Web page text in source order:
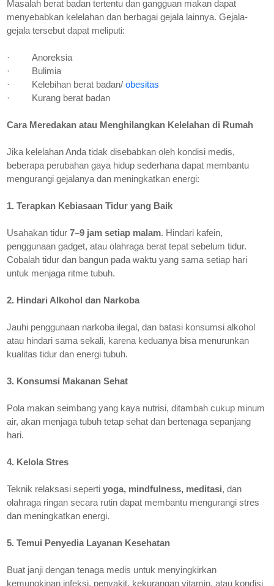
Masalah berat badan tertentu dan gangguan makan dapat
menyebabkan kelelahan dan berbagai gejala lainnya. Gejala-
gejala tersebut dapat meliputi:
·
Anoreksia
·
Bulimia
·
Kelebihan berat badan/obesitas
·
Kurang berat badan
Cara Meredakan atau Menghilangkan Kelelahan di Rumah
Jika kelelahan Anda tidak disebabkan oleh kondisi medis,
beberapa perubahan gaya hidup sederhana dapat membantu
mengurangi gejalanya dan meningkatkan energi:
1. Terapkan Kebiasaan Tidur yang Baik
Usahakan tidur7–9 jam setiap malam. Hindari kafein,
penggunaan gadget, atau olahraga berat tepat sebelum tidur.
Cobalah tidur dan bangun pada waktu yang sama setiap hari
untuk menjaga ritme tubuh.
2. Hindari Alkohol dan Narkoba
Jauhi penggunaan narkoba ilegal, dan batasi konsumsi alkohol
atau hindari sama sekali, karena keduanya bisa menurunkan
kualitas tidur dan energi tubuh.
3. Konsumsi Makanan Sehat
Pola makan seimbang yang kaya nutrisi, ditambah cukup minum
air, akan menjaga tubuh tetap sehat dan bertenaga sepanjang
hari.
4. Kelola Stres
Teknik relaksasi sepertiyoga, mindfulness, meditasi, dan
olahraga ringan secara rutin dapat membantu mengurangi stres
dan meningkatkan energi.
5. Temui Penyedia Layanan Kesehatan
Buat janji dengan tenaga medis untuk menyingkirkan
kemungkinan infeksi, penyakit, kekurangan vitamin, atau kondisi